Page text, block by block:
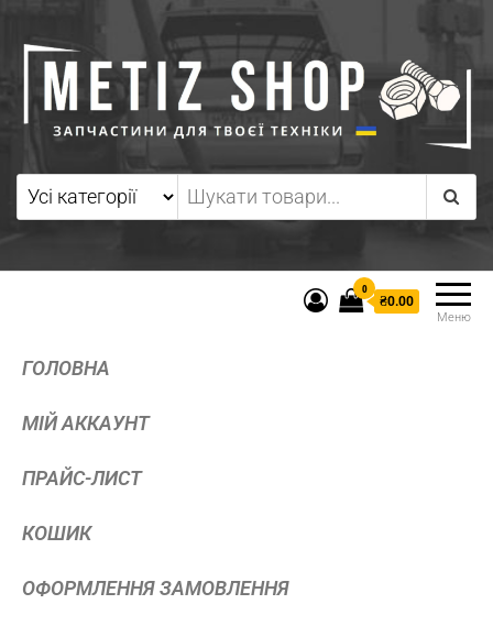
Меню
0
₴0.00
ГОЛОВНА
МІЙ АККАУНТ
ПРАЙС-ЛИСТ
КОШИК
ОФОРМЛЕННЯ ЗАМОВЛЕННЯ